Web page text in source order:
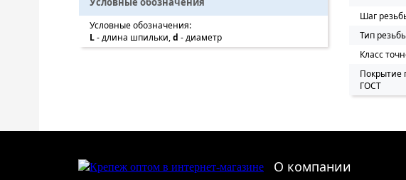
Условные обозначения:
L- длина шпильки,d - диаметр
Шаг
Тип
Класс
Покрытие
ГОСТ
О компании